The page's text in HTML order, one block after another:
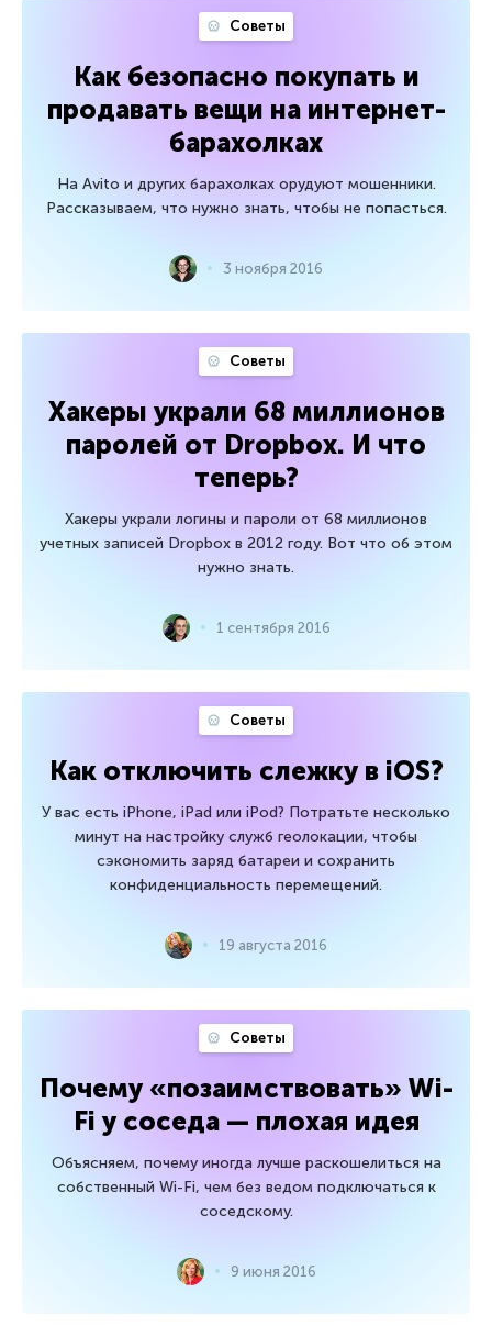
Советы
Как безопасно покупать и
продавать вещи на интернет-
барахолках
На Avito и других барахолках орудуют мошенники.
Рассказываем, что нужно знать, чтобы не попасться.
3 ноября 2016
Советы
Хакеры украли 68 миллионов
паролей от Dropbox. И что
теперь?
Хакеры украли логины и пароли от 68 миллионов
учетных записей Dropbox в 2012 году. Вот что об этом
нужно знать.
1 сентября 2016
Советы
Как отключить слежку в iOS?
У вас есть iPhone, iPad или iPod? Потратьте несколько
минут на настройку служб геолокации, чтобы
сэкономить заряд батареи и сохранить
конфиденциальность перемещений.
19 августа 2016
Советы
Почему «позаимствовать» Wi-
Fi у соседа — плохая идея
Объясняем, почему иногда лучше раскошелиться на
собственный Wi-Fi, чем без ведом подключаться к
соседскому.
9 июня 2016